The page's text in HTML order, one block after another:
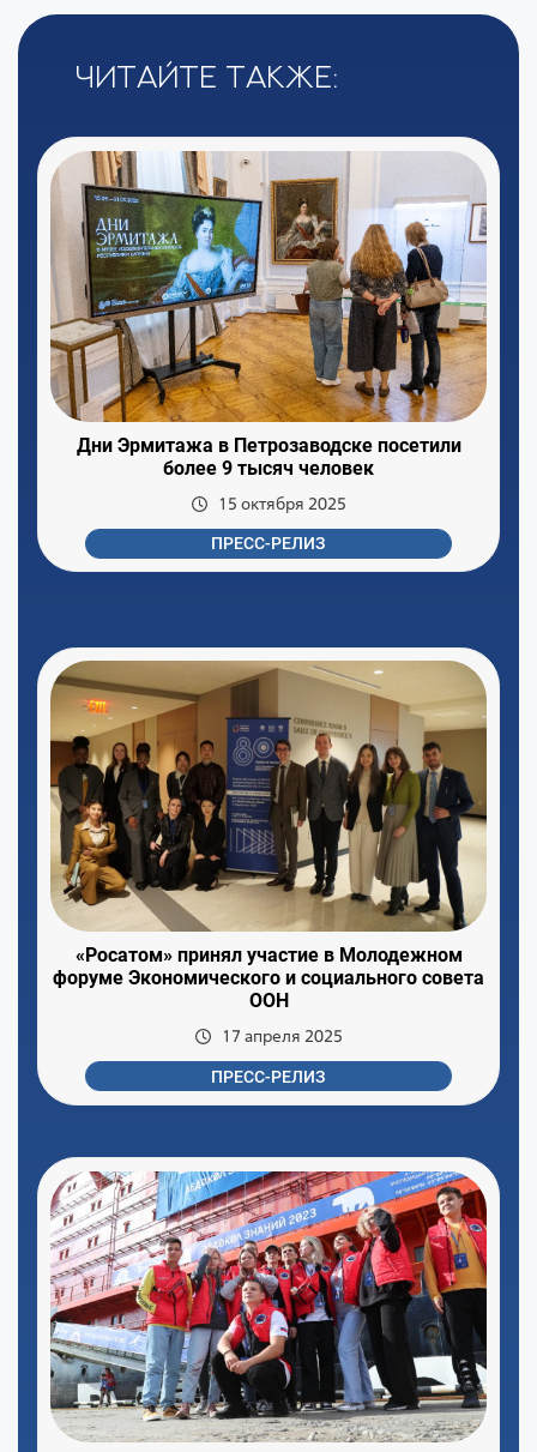
Читайте также:
Дни Эрмитажа в Петрозаводске посетили
более 9 тысяч человек
15 октября 2025
ПРЕСС-РЕЛИЗ
«Росатом» принял участие в Молодежном
форуме Экономического и социального совета
ООН
17 апреля 2025
ПРЕСС-РЕЛИЗ